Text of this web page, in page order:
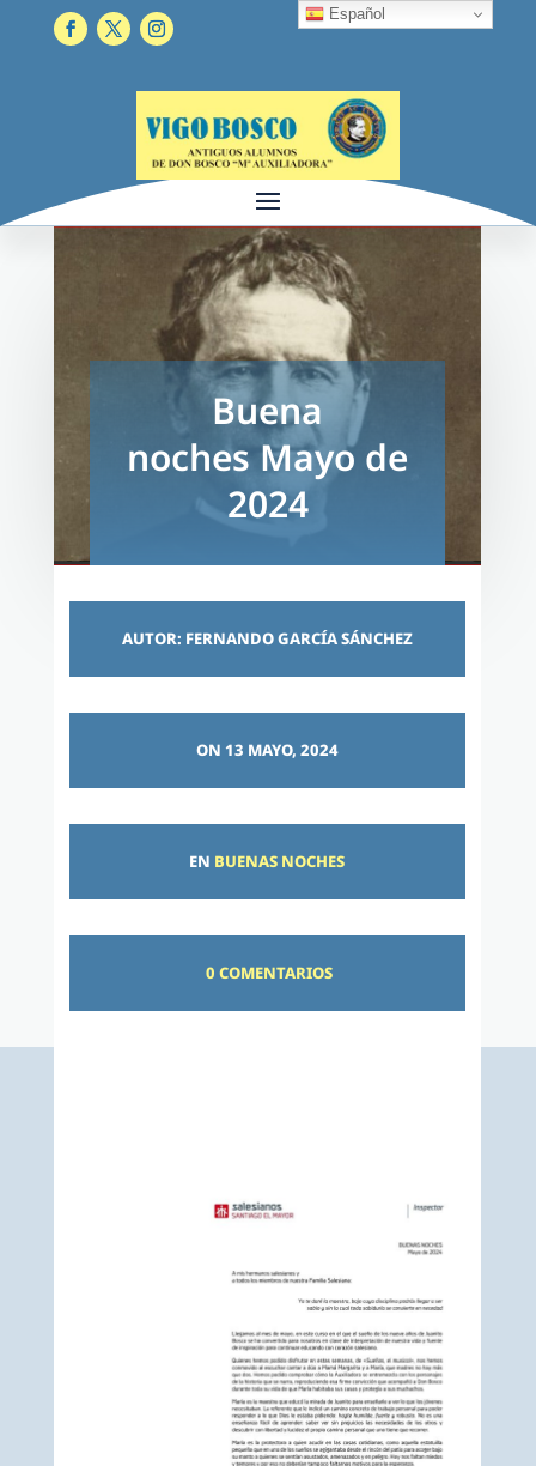
Buena
noches Mayo de
2024
AUTOR: FERNANDO GARCÍA SÁNCHEZ
ON 13 MAYO, 2024
EN BUENAS NOCHES
0 COMENTARIOS
Español